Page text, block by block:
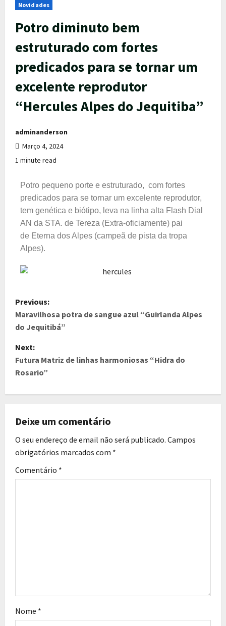
Novidades
Potro diminuto bem
estruturado com fortes
predicados para se tornar um
excelente reprodutor
“Hercules Alpes do Jequitiba”
adminanderson
Março 4, 2024
1 minute read
Potro pequeno porte e estruturado, com fortes
predicados para se tornar um excelente reprodutor,
tem genética e biótipo, leva na linha alta Flash Dial
AN da STA. de Tereza (Extra-oficiamente) pai
de Eterna dos Alpes (campeã de pista da tropa
Alpes).
Previous:
Maravilhosa potra de sangue azul “Guirlanda Alpes
do Jequitibá”
Next:
Futura Matriz de linhas harmoniosas “Hidra do
Rosario”
Deixe um comentário
O seu endereço de email não será publicado. Campos
obrigatórios marcados com *
Comentário *
Nome *